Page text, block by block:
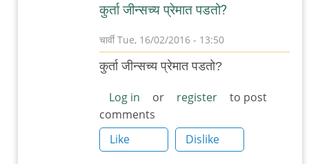
कुर्ता जीन्सच्य प्रेमात पडतो?
चार्वीTue, 16/02/2016 - 13:50
In
reply
जेएनयूच्या
पार्श्वभूमीवर
एक
कुर्ता जीन्सच्य प्रेमात पडतो?
Log in or register
to post
comments
Like
Dislike